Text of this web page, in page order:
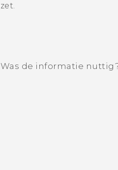
Was de informatie